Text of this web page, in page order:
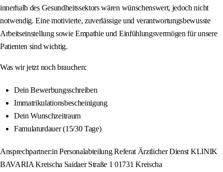
innerhalb des Gesundheitssektors wären wünschenswert, jedoch nicht
notwendig. Eine motivierte, zuverlässige und verantwortungsbewusste
Arbeitseinstellung sowie Empathie und Einfühlungsvermögen für unsere
Patienten sind wichtig.
Was wir jetzt noch brauchen:
Dein Bewerbungsschreiben
Immatrikulationsbescheinigung
Dein Wunschzeitraum
Famulaturdauer (15/30 Tage)
Ansprechpartner:in Personalabteilung Referat Ärztlicher Dienst KLINIK
BAVARIA Kreischa Saidaer Straße 1 01731 Kreischa